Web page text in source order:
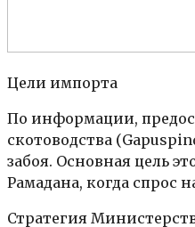
Цели импорта
По информации,
скотоводства
забоя. Основная цель
Рамадана, когда спрос
Стратегия